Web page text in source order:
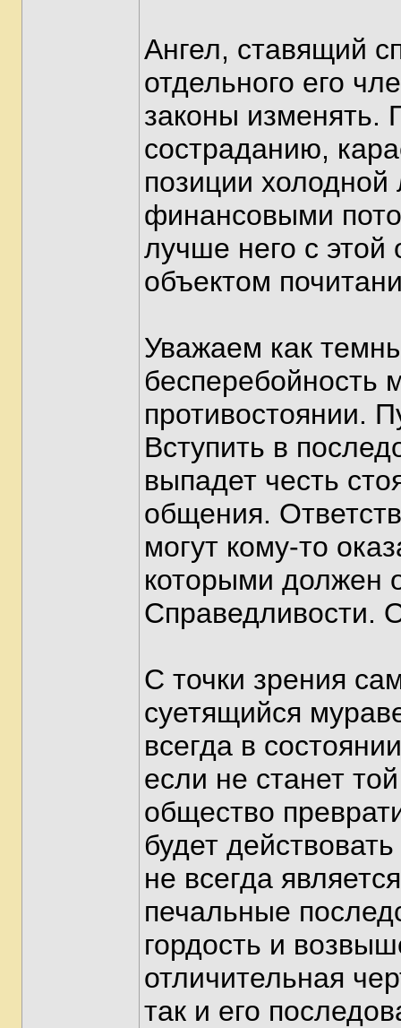
Ангел, ставящий
отдельного его
законы изменять.
состраданию,
позиции холодной
финансовыми
лучше него с этой
объектом
Уважаем как
бесперебойность
противостоянии.
Вступить в
выпадет честь
общения.
могут кому-то
которыми должен
Справедливости.
С точки зрения
суетящийся
всегда в
если не станет
общество
будет
не всегда
печальные
гордость и
отличительная
так и его